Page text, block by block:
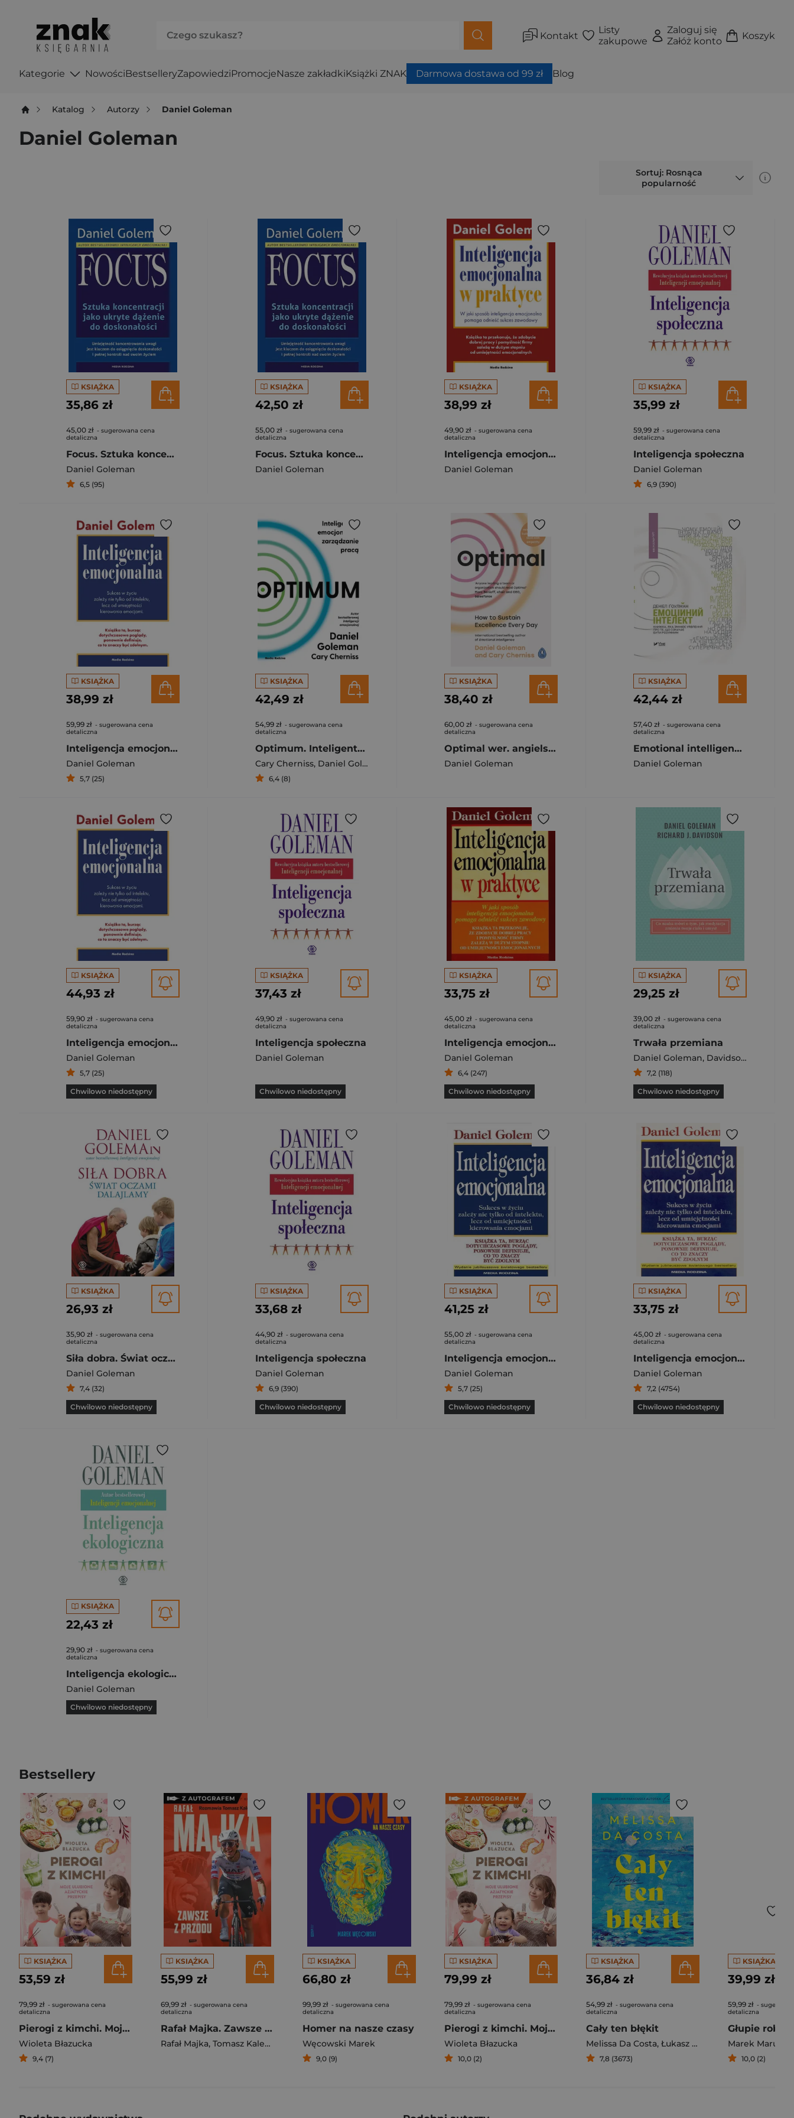
Kontakt
Listy
zakupowe
Zaloguj się
Załóż konto
Koszyk
Kategorie NowościBestselleryZapowiedziPromocjeNasze zakładkiKsiążki ZNAK Darmowa dostawa od 99 zł Blog
Katalog Autorzy Daniel Goleman
Daniel Goleman
Sortuj: Rosnąca
popularność
KSIĄŻKA
35,86 zł
45,00 zł - sugerowana cena
detaliczna
Focus. Sztuka koncentracji jako ukryte dążenie do doskonałości
Daniel Goleman
6,5 (95)
KSIĄŻKA
42,50 zł
55,00 zł - sugerowana cena
detaliczna
Focus. Sztuka koncentracji jako ukryte dążenie do doskonałości
Daniel Goleman
KSIĄŻKA
38,99 zł
49,90 zł - sugerowana cena
detaliczna
Inteligencja emocjonalna w praktyce
Daniel Goleman
KSIĄŻKA
35,99 zł
59,99 zł - sugerowana cena
detaliczna
Inteligencja społeczna
Daniel Goleman
6,9 (390)
KSIĄŻKA
38,99 zł
59,99 zł - sugerowana cena
detaliczna
Inteligencja emocjonalna
Daniel Goleman
5,7 (25)
KSIĄŻKA
42,49 zł
54,99 zł - sugerowana cena
detaliczna
Optimum. Inteligentne emocjonalnie zarządzanie pracą
Cary Cherniss, Daniel Goleman
6,4 (8)
KSIĄŻKA
38,40 zł
60,00 zł - sugerowana cena
detaliczna
Optimal wer. angielska
Daniel Goleman
KSIĄŻKA
42,44 zł
57,40 zł - sugerowana cena
detaliczna
Emotional intelligence w.ukraińska
Daniel Goleman
KSIĄŻKA
44,93 zł
59,90 zł - sugerowana cena
detaliczna
Inteligencja emocjonalna
Daniel Goleman
5,7 (25)
Chwilowo niedostępny
KSIĄŻKA
37,43 zł
49,90 zł - sugerowana cena
detaliczna
Inteligencja społeczna
Daniel Goleman
Chwilowo niedostępny
KSIĄŻKA
33,75 zł
45,00 zł - sugerowana cena
detaliczna
Inteligencja emocjonalna w praktyce
Daniel Goleman
6,4 (247)
Chwilowo niedostępny
KSIĄŻKA
29,25 zł
39,00 zł - sugerowana cena
detaliczna
Trwała przemiana
Daniel Goleman, Davidson Richard J.
7,2 (118)
Chwilowo niedostępny
KSIĄŻKA
26,93 zł
35,90 zł - sugerowana cena
detaliczna
Siła dobra. Świat oczami Dalajlamy
Daniel Goleman
7,4 (32)
Chwilowo niedostępny
KSIĄŻKA
33,68 zł
44,90 zł - sugerowana cena
detaliczna
Inteligencja społeczna
Daniel Goleman
6,9 (390)
Chwilowo niedostępny
KSIĄŻKA
41,25 zł
55,00 zł - sugerowana cena
detaliczna
Inteligencja emocjonalna
Daniel Goleman
5,7 (25)
Chwilowo niedostępny
KSIĄŻKA
33,75 zł
45,00 zł - sugerowana cena
detaliczna
Inteligencja emocjonalna. Sukces w życiu zależy nie tylko od intelektu, lecz od umiejętnpości kierowania emocjami
Daniel Goleman
7,2 (4754)
Chwilowo niedostępny
KSIĄŻKA
22,43 zł
29,90 zł - sugerowana cena
detaliczna
Inteligencja ekologiczna
Daniel Goleman
Chwilowo niedostępny
Bestsellery
KSIĄŻKA
53,59 zł
79,99 zł - sugerowana cena
detaliczna
Pierogi z kimchi. Moje ulubione azjatyckie przepisy
Wioleta Błazucka
9,4 (7)
KSIĄŻKA
55,99 zł
69,99 zł - sugerowana cena
detaliczna
Rafał Majka. Zawsze z przodu. Rozmawia Tomasz Kalemba - książka z autografem
Rafał Majka, Tomasz Kalemba
KSIĄŻKA
66,80 zł
99,99 zł - sugerowana cena
detaliczna
Homer na nasze czasy
Węcowski Marek
9,0 (9)
KSIĄŻKA
79,99 zł
79,99 zł - sugerowana cena
detaliczna
Pierogi z kimchi. Moje ulubione azjatyckie przepisy - książka z autografem
Wioleta Błazucka
10,0 (2)
KSIĄŻKA
36,84 zł
54,99 zł - sugerowana cena
detaliczna
Cały ten błękit
Melissa Da Costa, Łukasz Müller
7,8 (3673)
KSIĄŻKA
39,99 zł
59,99 zł -
detaliczna
Marek
10,0 (2)